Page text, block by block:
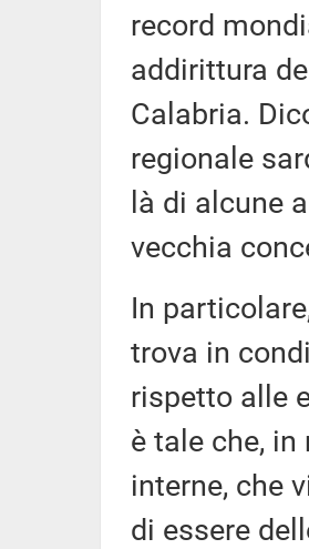
record
addirittura
Calabria.
regionale
là di alcune
vecchia
In
trova in
rispetto alle
è tale che,
interne, che
di essere